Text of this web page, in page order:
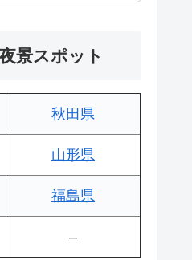
景スポット
秋田県
山形県
福島県
–